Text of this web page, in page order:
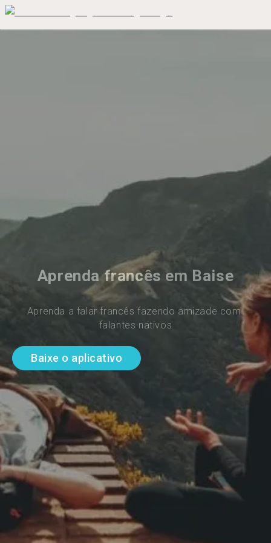
Aprenda francês em Baise
Aprenda a falar francês fazendo amizade com
falantes nativos
Baixe o aplicativo